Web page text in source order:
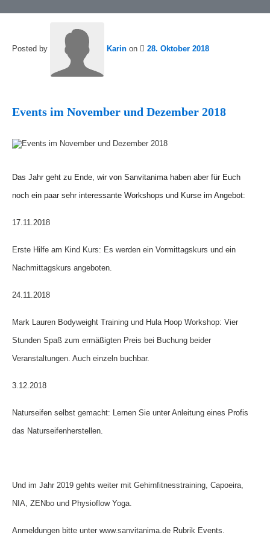
Posted by Karin on 28. Oktober 2018
Events im November und Dezember 2018
Das Jahr geht zu Ende, wir von Sanvitanima haben aber für Euch
noch ein paar sehr interessante Workshops und Kurse im Angebot:
17.11.2018
Erste Hilfe am Kind Kurs: Es werden ein Vormittagskurs und ein
Nachmittagskurs angeboten.
24.11.2018
Mark Lauren Bodyweight Training und Hula Hoop Workshop: Vier
Stunden Spaß zum ermäßigten Preis bei Buchung beider
Veranstaltungen. Auch einzeln buchbar.
3.12.2018
Naturseifen selbst gemacht: Lernen Sie unter Anleitung eines Profis
das Naturseifenherstellen.
Und im Jahr 2019 gehts weiter mit Gehirnfitnesstraining, Capoeira,
NIA, ZENbo und Physioflow Yoga.
Anmeldungen bitte unter www.sanvitanima.de Rubrik Events.